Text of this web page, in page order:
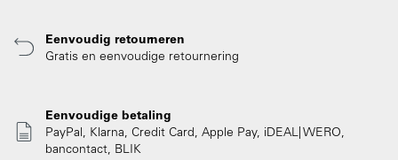
Eenvoudig retourneren
Gratis en eenvoudige retournering
Eenvoudige betaling
PayPal, Klarna, Credit Card, Apple Pay, iDEAL| WERO,
bancontact, BLIK